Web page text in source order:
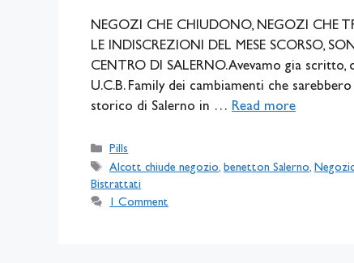
NEGOZI CHE CHIUDONO, NEGOZI CHE
LE INDISCREZIONI DEL MESE SCORSO,
CENTRO DI SALERNO. Avevamo gia
U.C.B. Family dei cambiamenti che
storico di Salerno in … Read more
Categories
Pills
Tags
Alcott chiude negozio,benetton Salerno,
Bistrattati
1 Comment